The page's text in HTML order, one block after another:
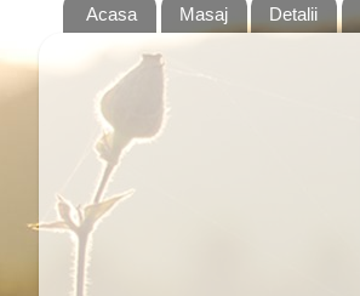
Acasa Masaj Detalii